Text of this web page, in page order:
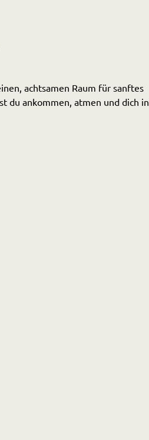
achtsamen Raum für sanftes
du ankommen, atmen und dich in